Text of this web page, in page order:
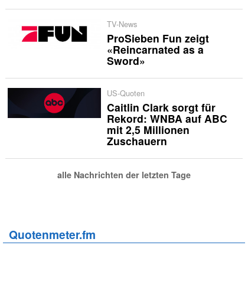
TV-News
ProSieben Fun zeigt
«Reincarnated as a
Sword»
US-Quoten
Caitlin Clark sorgt für
Rekord: WNBA auf ABC
mit 2,5 Millionen
Zuschauern
alle Nachrichten der letzten Tage
Quotenmeter.fm